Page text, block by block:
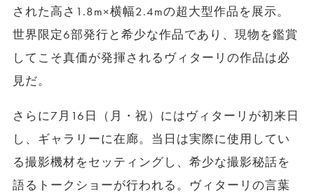
された高さ1.8m×横幅2.4mの超大型作品を展示。
世界限定6部発行と希少な作品であり、現物を鑑賞
してこそ真価が発揮されるヴィターリの作品は必
見だ。
さらに7月16日（月・祝）にはヴィターリが初来日
し、ギャラリーに在廊。当日は実際に使用してい
る撮影機材をセッティングし、希少な撮影秘話を
語るトークショーが行われる。ヴィターリの言葉